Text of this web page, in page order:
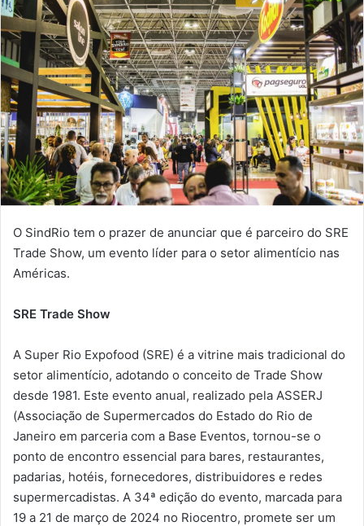
O SindRio tem o prazer de anunciar que é parceiro do SRE
Trade Show, um evento líder para o setor alimentício nas
Américas.
SRE Trade Show
A Super Rio Expofood (SRE) é a vitrine mais tradicional do
setor alimentício, adotando o conceito de Trade Show
desde 1981. Este evento anual, realizado pela ASSERJ
(Associação de Supermercados do Estado do Rio de
Janeiro em parceria com a Base Eventos, tornou-se o
ponto de encontro essencial para bares, restaurantes,
padarias, hotéis, fornecedores, distribuidores e redes
supermercadistas. A 34ª edição do evento, marcada para
19 a 21 de março de 2024 no Riocentro, promete ser um